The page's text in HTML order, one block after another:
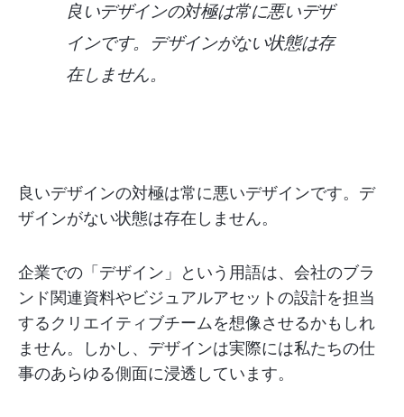
良いデザインの対極は常に悪いデザ
インです。デザインがない状態は存
在しません。
良いデザインの対極は常に悪いデザインです。デ
ザインがない状態は存在しません。
企業での「デザイン」という用語は、会社のブラ
ンド関連資料やビジュアルアセットの設計を担当
するクリエイティブチームを想像させるかもしれ
ません。しかし、デザインは実際には私たちの仕
事のあらゆる側面に浸透しています。